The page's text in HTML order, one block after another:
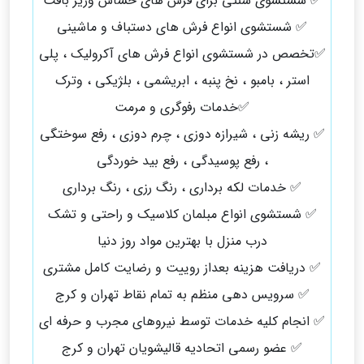
✅ شستشوی انواع فرش های دستباف و ماشینی
✅تخصص در شستشوی انواع فرش های آکرولیک ، پلی
استر ، بامبو ، نخ پنبه ، ابریشمی ، بلژیکی ، وترک
✅خدمات رفوگری و مرمت
✅ ریشه زنی ، شیرازه دوزی ، چرم دوزی ، رفع سوختگی
، رفع پوسیدگی ، رفع بید خوردگی
✅ خدمات لکه برداری ، رنگ رزی ، رنگ برداری
✅ شستشوی انواع مبلمان کلاسیک و راحتی و تشک
درب منزل با بهترین مواد روز دنیا
✅ دریافت هزینه بعداز روییت و رضایت کامل مشتری
✅ سرویس دهی منظم به تمام نقاط تهران و کرج
✅ انجام کلیه خدمات توسط نیروهای مجرب و حرفه ای
✅ عضو رسمی اتحادیه قالیشویان تهران و کرج